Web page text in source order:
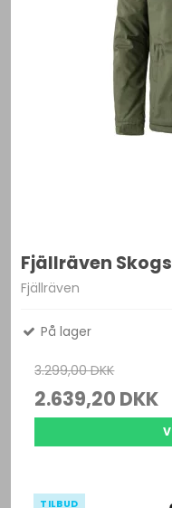
Fjällräven
Fjällräven
På lager
3.299,00 DKK
2.639,20 DKK
TILBUD